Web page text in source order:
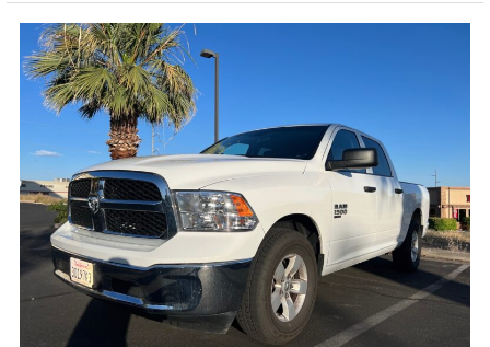
Road
trip
aux
pick-
up
c’est
génial…
Mais
pas